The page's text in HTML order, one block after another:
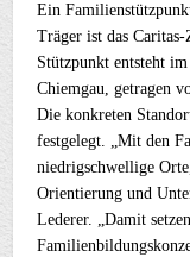
Ein
Träger ist das
Stützpunkt entsteht
Chiemgau, getragen
Die konkreten
festgelegt. „Mit den
niedrigschwellige
Orientierung und
Lederer. „Damit